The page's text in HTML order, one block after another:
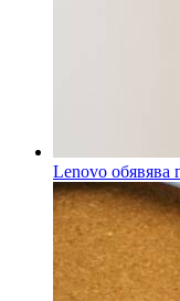
Lenovo обявява